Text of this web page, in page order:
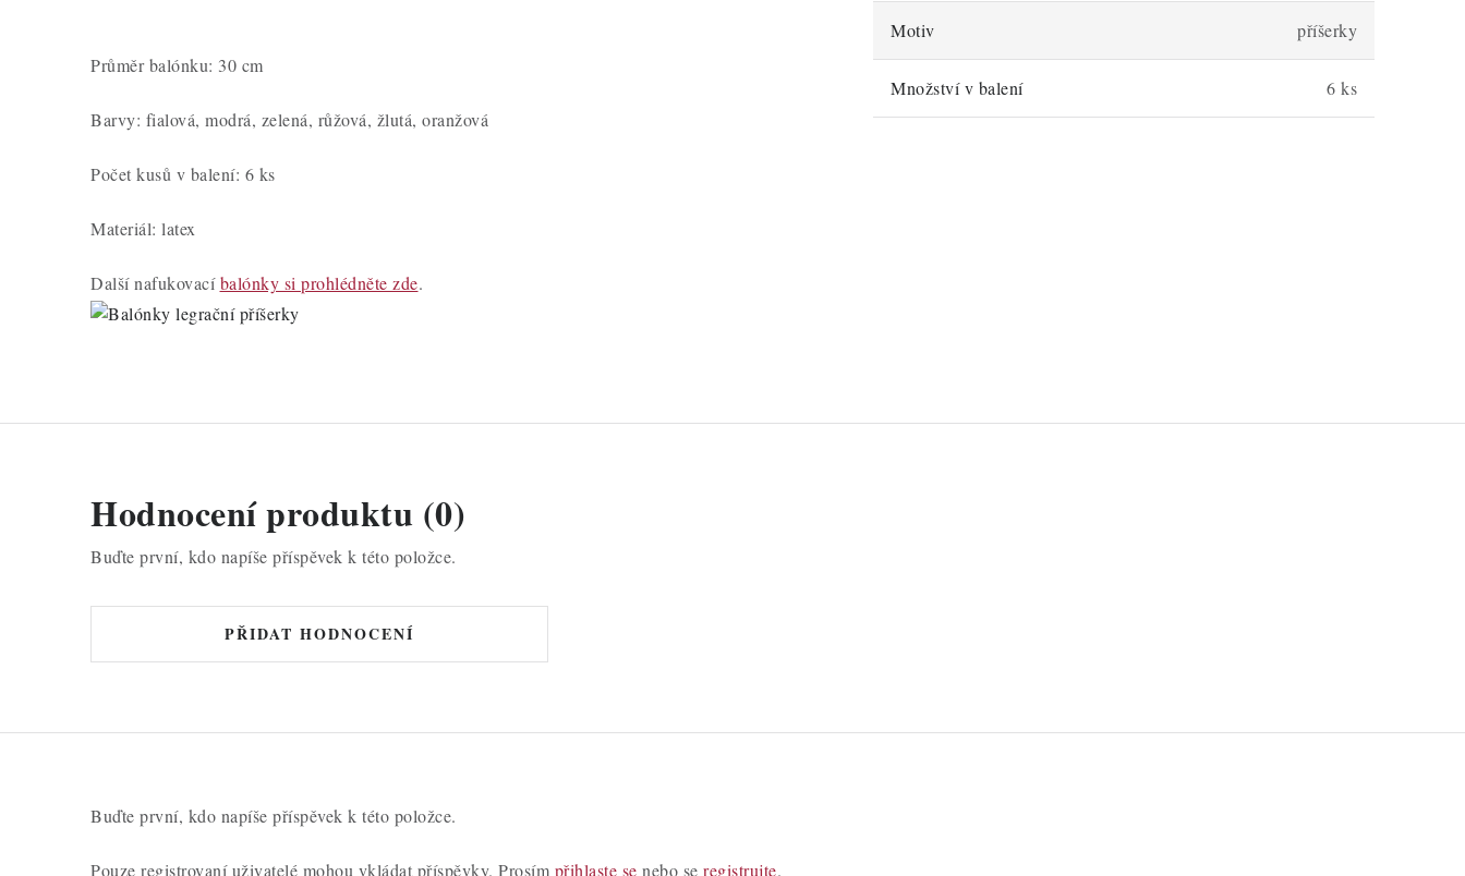
Průměr balónku: 30 cm
Barvy: fialová, modrá, zelená, růžová, žlutá, oranžová
Počet kusů v balení: 6 ks
Materiál: latex
Další nafukovacíbalónky si prohlédněte zde.
Motiv příšerky
Množství v balení 6 ks
Hodnocení produktu (0)
Buďte první, kdo napíše příspěvek k této položce.
PŘIDAT HODNOCENÍ
Buďte první, kdo napíše příspěvek k této položce.
Pouze registrovaní uživatelé mohou vkládat příspěvky. Prosím přihlaste se nebo se registrujte.